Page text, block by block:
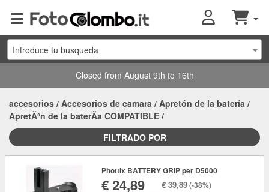
Introduce tu busqueda
Closed from August 9th to 16th
accesorios / Accesorios de camara / Apretón de la batería /
ApretÃ³n de la baterÃ­a COMPATIBLE /
FILTRADO POR
Phottix BATTERY GRIP per D5000
€ 24,89 € 39,89(-38%)